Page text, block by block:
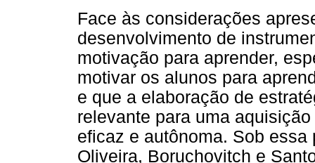
Face às considerações
desenvolvimento de
motivação para aprender,
motivar os alunos para
e que a elaboração de
relevante para uma
eficaz e autônoma. Sob
Oliveira, Boruchovitch e